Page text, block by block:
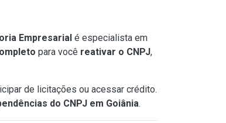
Empresarialé especialista em
para você reativar o CNPJ,
de licitações ou acessar crédito.
do CNPJ em Goiânia.